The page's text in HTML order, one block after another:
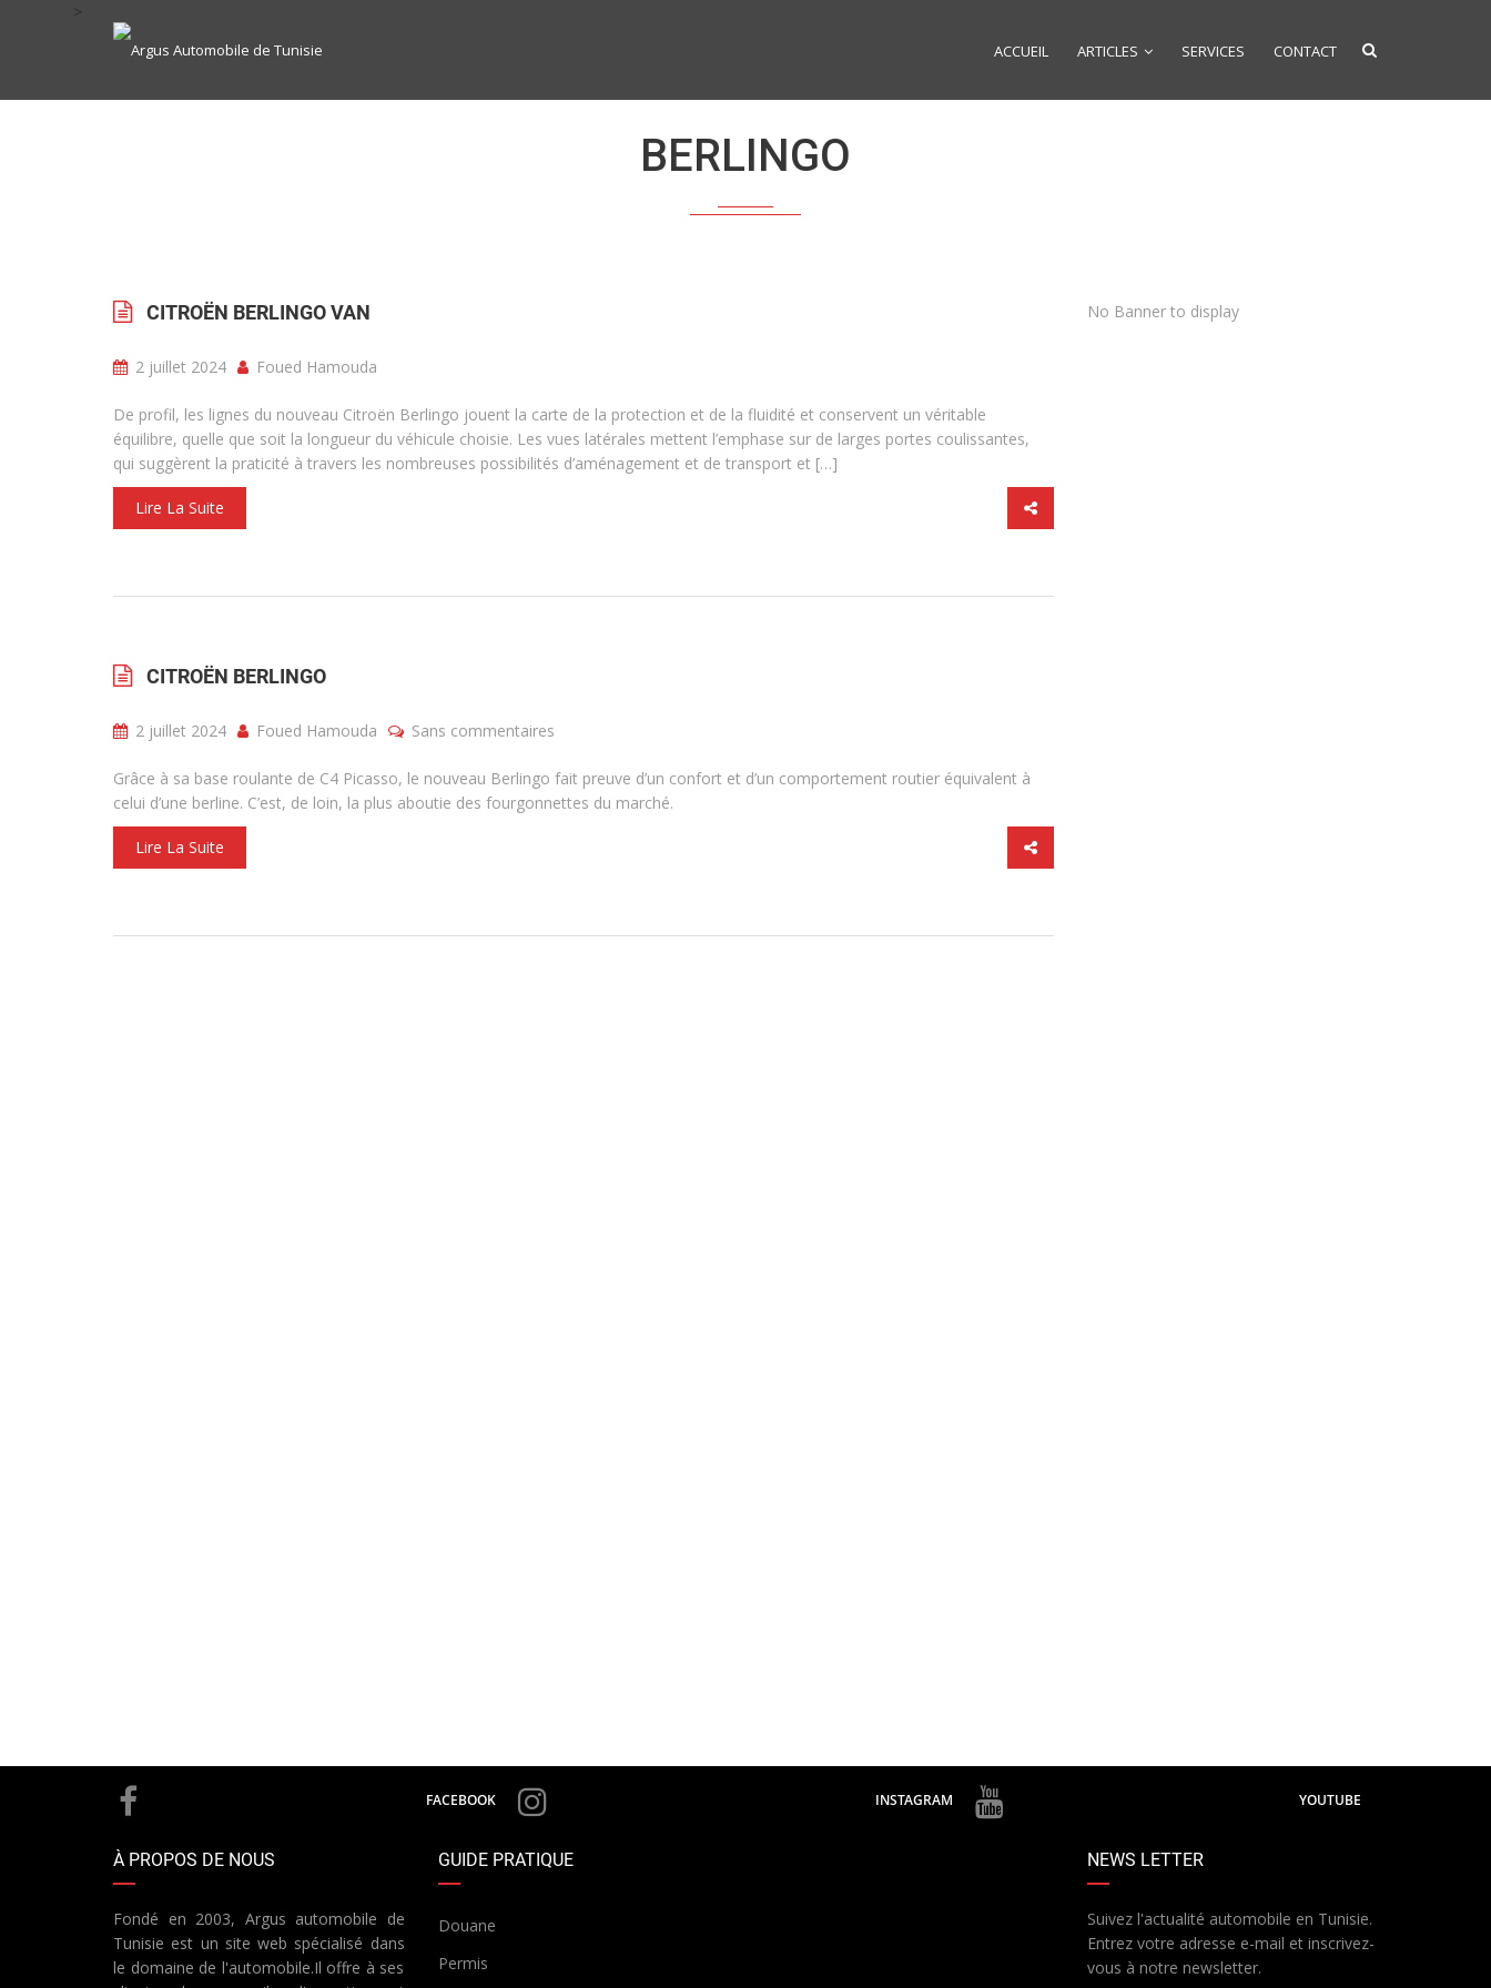
ACCUEIL ARTICLES SERVICES CONTACT
>
BERLINGO
CITROËN BERLINGO VAN
2 juillet 2024 Foued Hamouda
De profil, les lignes du nouveau Citroën Berlingo jouent la carte de la protection et de la fluidité et conservent un véritable
équilibre, quelle que soit la longueur du véhicule choisie. Les vues latérales mettent l’emphase sur de larges portes coulissantes,
qui suggèrent la praticité à travers les nombreuses possibilités d’aménagement et de transport et […]
Lire La Suite
CITROËN BERLINGO
2 juillet 2024 Foued Hamouda Sans commentaires
Grâce à sa base roulante de C4 Picasso, le nouveau Berlingo fait preuve d’un confort et d’un comportement routier équivalent à
celui d’une berline. C’est, de loin, la plus aboutie des fourgonnettes du marché.
Lire La Suite
No Banner to display
FACEBOOK INSTAGRAM YOUTUBE
À PROPOS DE NOUS
Fondé en 2003, Argus automobile de
Tunisie est un site web spécialisé dans
le domaine de l'automobile.Il offre à ses
GUIDE PRATIQUE
Douane
Permis
NEWS LETTER
Suivez l'actualité automobile en Tunisie.
Entrez votre adresse e-mail et inscrivez-
vous à notre newsletter.